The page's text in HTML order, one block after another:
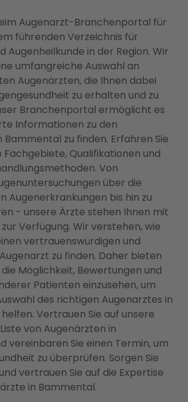
Augenarzt-Branchenportal für
führenden Verzeichnis für
Augenheilkunde in der Region. Wir
umfangreiche Auswahl an
Augenärzten, die Ihnen dabei
zu erhalten und zu
Branchenportal ermöglicht es
Informationen zu den
Bammental zu finden. Erfahren Sie
Qualifikationen und
Von
über die
Augenerkrankungen bis hin zu
- unsere Ärzte stehen Ihnen mit
Verfügung. Wir verstehen, wie
vertrauenswürdigen und
zu finden. Daher bieten
Möglichkeit, Bewertungen und
Patienten einzusehen, um
des richtigen Augenarztes in
Vertrauen Sie auf unsere
von Augenärzten in
vereinbaren Sie einen Termin, um
zu überprüfen. Sorgen Sie
vertrauen Sie auf die Expertise
in Bammental.